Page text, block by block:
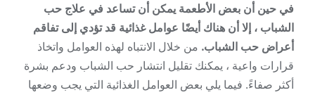
في حين أن بعض الأطعمة يمكن أن تساعد في علاج حب
الشباب ، إلا أن هناك أيضًا عوامل غذائية قد تؤدي إلى تفاقم
أعراض حب الشباب. من خلال الانتباه لهذه العوامل واتخاذ
قرارات واعية ، يمكنك تقليل انتشار حب الشباب ودعم بشرة
أكثر صفاءً. فيما يلي بعض العوامل الغذائية التي يجب وضعها